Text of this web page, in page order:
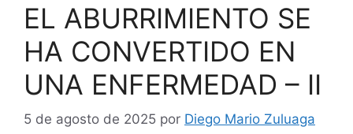
EL ABURRIMIENTO SE
HA CONVERTIDO EN
UNA ENFERMEDAD – II
5 de agosto de 2025 por Diego Mario Zuluaga